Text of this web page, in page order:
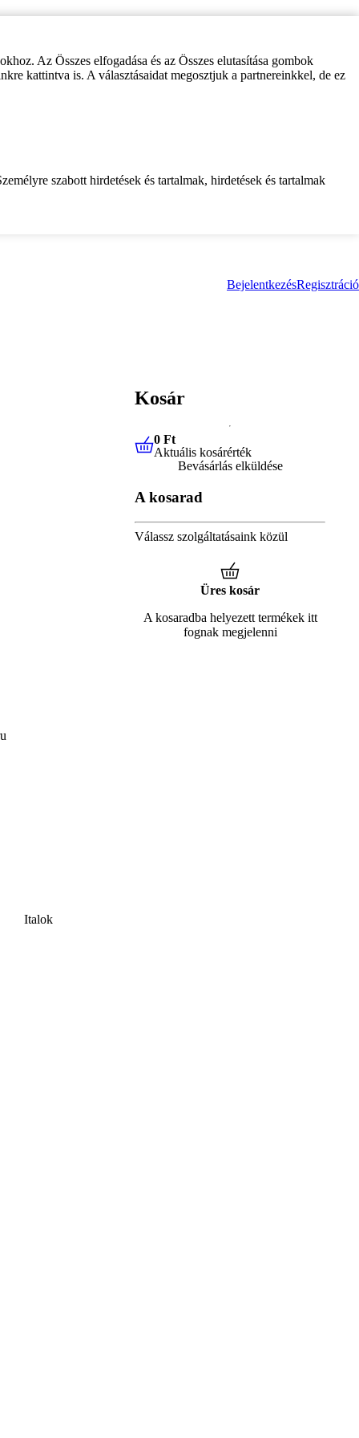
Az Összes elfogadása és az Összes elutasítása gombok
kattintva is. A választásaidat megosztjuk a partnereinkkel, de ez
szabott hirdetések és tartalmak, hirdetések és tartalmak
BejelentkezésRegisztráció
Italok
Kosár
0 FtAktuális kosárérték
0 Ft
Aktuális kosárérték
Bevásárlás elküldése
A kosarad
Válassz szolgáltatásaink közül
Üres kosár
A kosaradba helyezett termékek itt
fognak megjelenni